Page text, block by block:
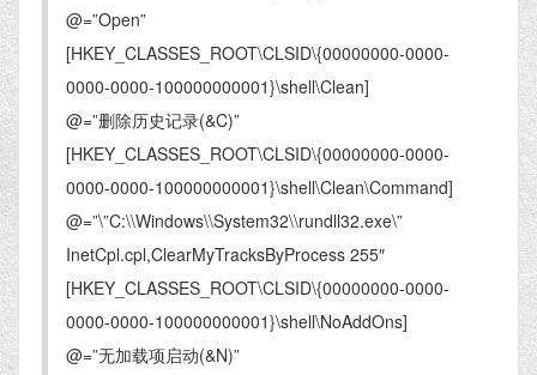
@=”Open”
[HKEY_CLASSES_ROOT\CLSID\{00000000-0000-
0000-0000-100000000001}\shell\Clean]
@=”删除历史记录(&C)”
[HKEY_CLASSES_ROOT\CLSID\{00000000-0000-
0000-0000-100000000001}\shell\Clean\Command]
@=”\”C:\\Windows\\System32\\rundll32.exe\”
InetCpl.cpl,ClearMyTracksByProcess 255″
[HKEY_CLASSES_ROOT\CLSID\{00000000-0000-
0000-0000-100000000001}\shell\NoAddOns]
@=”无加载项启动(&N)”